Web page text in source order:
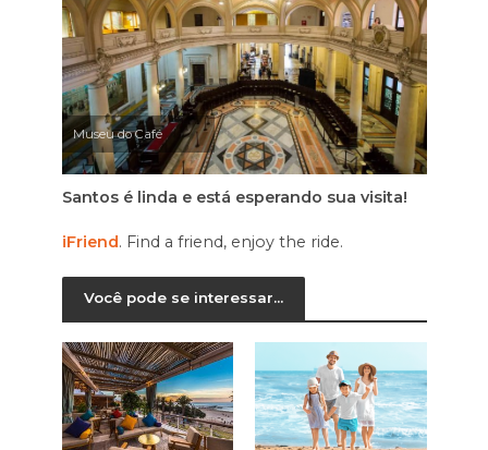
Museu do Café
Santos é linda e está esperando sua visita!
iFriend. Find a friend, enjoy the ride.
Você pode se interessar...